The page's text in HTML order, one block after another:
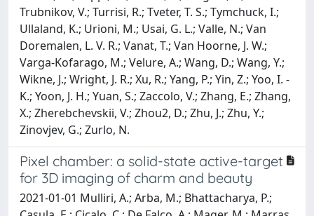
Trubnikov, V.; Turrisi, R.; Tveter, T. S.; Tymchuck, I.;
Ullaland, K.; Urioni, M.; Usai, G. L.; Valle, N.; Van
Doremalen, L. V. R.; Vanat, T.; Van Hoorne, J. W.;
Varga-Kofarago, M.; Velure, A.; Wang, D.; Wang, Y.;
Wikne, J.; Wright, J. R.; Xu, R.; Yang, P.; Yin, Z.; Yoo, I. -
K.; Yoon, J. H.; Yuan, S.; Zaccolo, V.; Zhang, E.; Zhang,
X.; Zherebchevskii, V.; Zhou2, D.; Zhu, J.; Zhu, Y.;
Zinovjev, G.; Zurlo, N.
Pixel chamber: a solid-state active-target
for 3D imaging of charm and beauty
2021-01-01 Mulliri, A.; Arba, M.; Bhattacharya, P.;